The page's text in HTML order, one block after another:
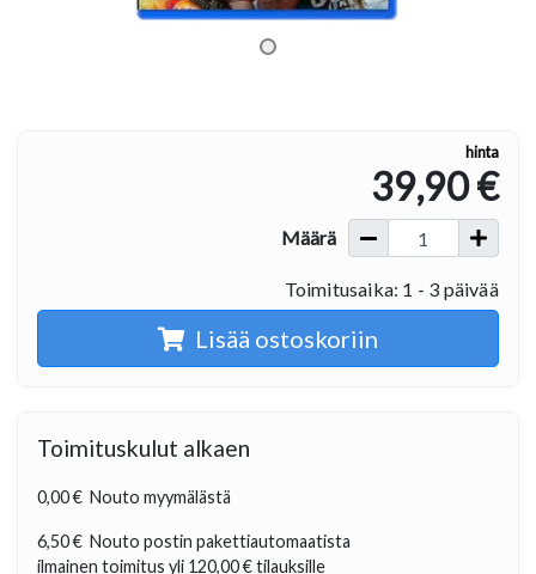
hinta
39,90 €
Määrä
Toimitusaika: 1 - 3 päivää
Lisää ostoskoriin
Toimituskulut alkaen
0,00 € Nouto myymälästä
6,50 € Nouto postin pakettiautomaatista
ilmainen toimitus yli 120,00 €tilauksille